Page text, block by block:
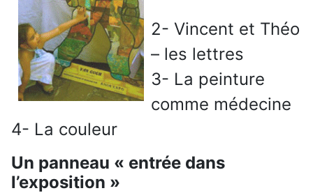
2- Vincent et Théo
– les lettres
3- La peinture
comme médecine
4- La couleur
Un panneau « entrée dans
l’exposition »